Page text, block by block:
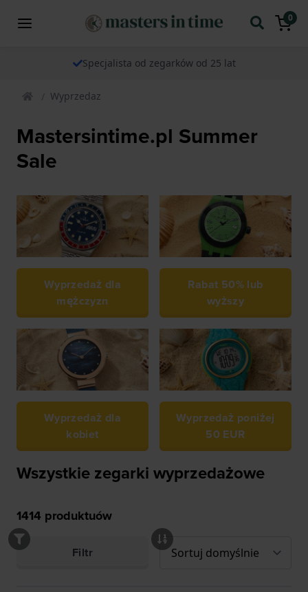
0
Specjalista od zegarków od 25 lat
Wyprzedaz
Mastersintime.pl Summer
Sale
Wyprzedaż dla
mężczyzn
Rabat 50% lub
wyższy
Wyprzedaż dla
kobiet
Wyprzedaż poniżej
50 EUR
Wszystkie zegarki wyprzedażowe
1414 produktuów
Filtr